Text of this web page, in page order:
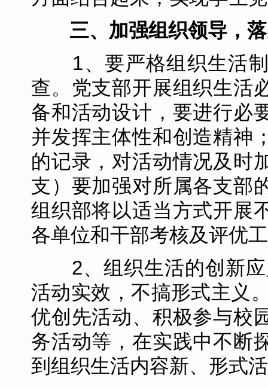
三、加强组织领导，
1、要严格组织生活
查。党支部开展组织生活
备和活动设计，要进行必
并发挥主体性和创造精神
的记录，对活动情况及时
支）要加强对所属各支部
组织部将以适当方式开展
各单位和干部考核及评优
2、组织生活的创新应
活动实效，不搞形式主义
优创先活动、积极参与校
务活动等，在实践中不断
到组织生活内容新、形式